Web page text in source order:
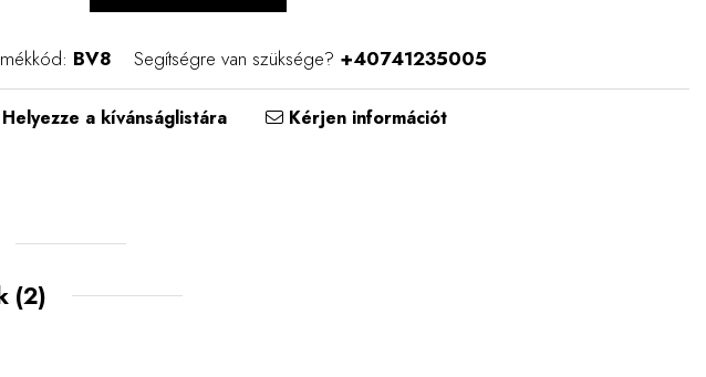
BV8 Segítségre van szüksége? +40741235005
Helyezze a kívánságlistára Kérjen információt
(2)